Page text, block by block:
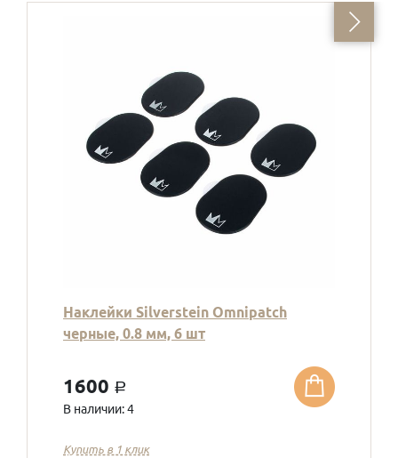
Наклейки Silverstein Omnipatch
черные, 0.8 мм, 6 шт
1600 a
В наличии: 4
Купить в 1 клик